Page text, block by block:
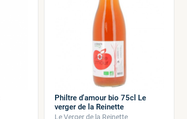
Philtre d'amour bio 75cl Le
verger de la Reinette
Le Verger de la Reinette